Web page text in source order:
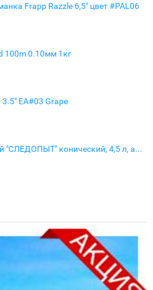
Frapp Razzle 6,5" цвет #PAL06
100m 0.10мм 1кг
3.5" EA#03 Grape
Котелок костровой "СЛЕДОПЫТ" конический, 4,5 л, алюм.